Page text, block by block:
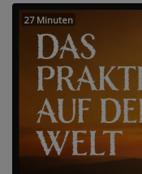
27 Minuten